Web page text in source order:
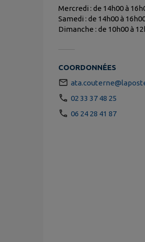
Mercredi : de 14h00 à
Samedi : de 14h00 à
Dimanche : de 10h00 à
COORDONNÉES
02 33 37 48 25
06 24 28 41 87